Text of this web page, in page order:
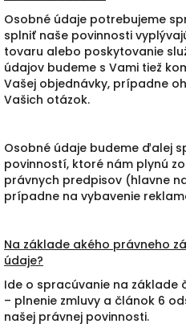
Osobné údaje potrebujeme
splniť naše povinnosti
tovaru alebo poskytovanie
údajov budeme s Vami tiež
Vašej objednávky, prípadne
Vašich otázok.
Osobné údaje budeme ďalej
povinností, ktoré nám plynú
právnych predpisov (hlavne
prípadne na vybavenie
Na základe akého právneho
údaje?
Ide o spracúvanie na základe
– plnenie zmluvy a článok 6
našej právnej povinnosti.